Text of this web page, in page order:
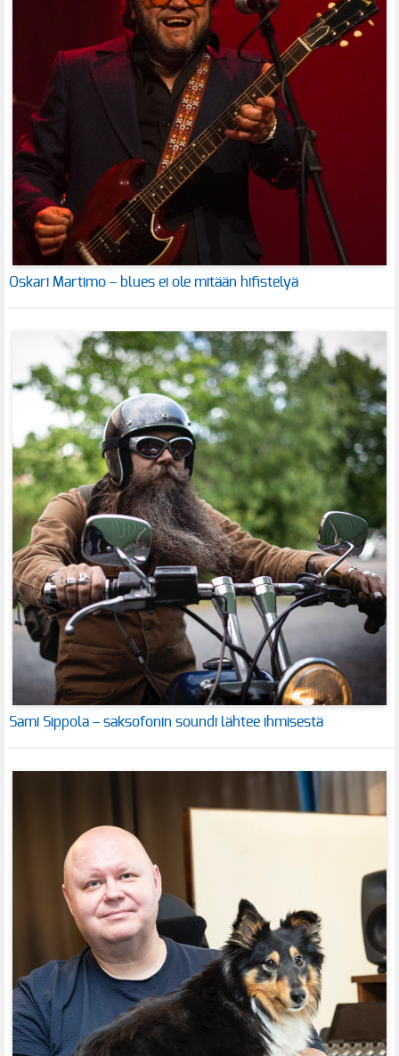
Oskari Martimo – blues ei ole mitään hifistelyä
Sami Sippola – saksofonin soundi lähtee ihmisestä